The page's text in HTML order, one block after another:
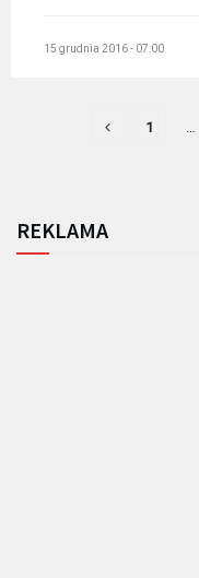
15 grudnia 2016 - 07:00
1
REKLAMA